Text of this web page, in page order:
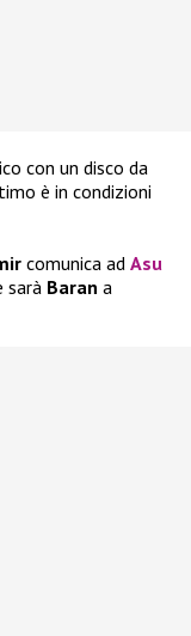
con un disco da
è in condizioni
comunica ad Asu
sarà Baran a